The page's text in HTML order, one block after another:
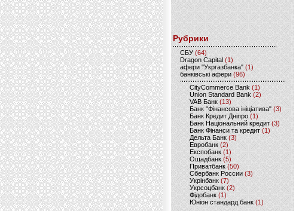
Рубрики
CБУ (64)
Dragon Capital (1)
афери "Укргазбанка" (1)
банківські афери (96)
CityCommerce Bank (1)
Union Standard Bank (2)
VAB Банк (13)
Банк "Фінансова ініціатива" (3)
Банк Кредит Дніпро (1)
Банк Національний кредит (3)
Банк Фінанси та кредит (1)
Дельта Банк (3)
Евробанк(2)
Експобанк (1)
Ощадбанк(5)
Приватбанк (50)
Сбербанк России (3)
Укрінбанк(7)
Укрсоцбанк (2)
Фідобанк (1)
Юніон стандард банк(1)